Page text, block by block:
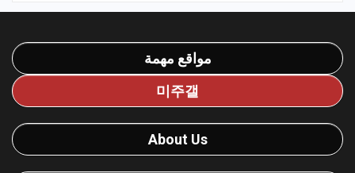
مواقع مهمة
미주갤
About Us